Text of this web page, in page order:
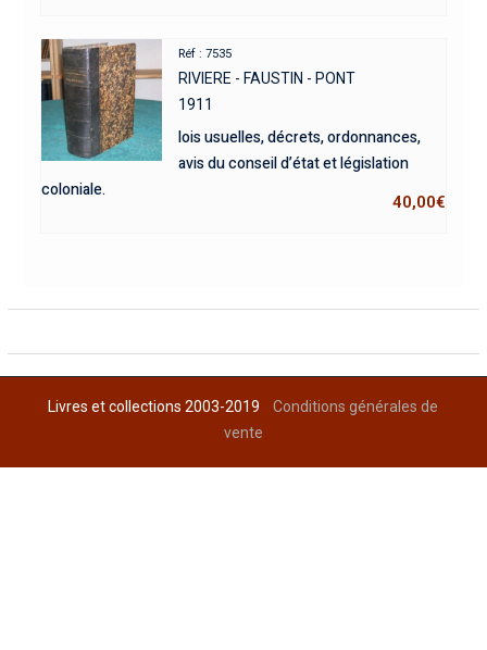
Réf : 7535
RIVIERE - FAUSTIN - PONT
1911
lois usuelles, décrets, ordonnances,
avis du conseil d’état et législation
coloniale.
40,00€
Livres et collections 2003-2019Conditions générales de
vente